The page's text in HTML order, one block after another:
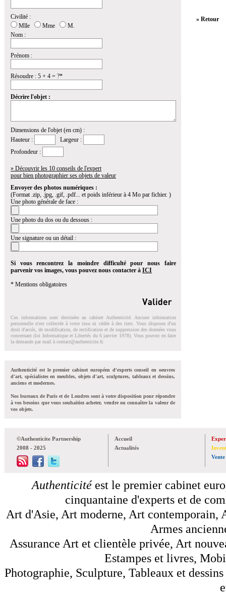
Civilité :
Mlle
Mme
M.
Nom :
Prénom :
Résoudre : 5 + 4 = ?*
Décrire l'objet :
Dimensions de l'objet (en cm) :
Hauteur :
Largeur :
Profondeur :
» Découvrir les 10 conseils de l'expert
pour bien photographier ses objets de valeur
Envoyer des photos numériques :
(Format .zip, .jpg, .gif, .pdf... et poids inférieur à 4 Mo par fichier. )
Une photo générale de face :
Une photo du dos ou du dessous :
Une signature ou un détail :
Si vous rencontrez la moindre difficulté pour nous faire
parvenir vos images, vous pouvez nous contacter à ICI
* Mentions obligatoires
Ces informations sont destinées au cabinet Authenticité. Aucune information
personnelle n'est collectée à votre insu ni cédée à des tiers. Vous disposez d'un
droit d'accés, de modification, de rectification et de suppression des données vous
concernant (loi Informatique et Libertés du 6 janvier 1978). Vous pouvez en faire
la demande par mail à contact@authenticite.fr.
Authenticité est le premier cabinet européen d'experts conseil en oeuvres
d'art, spécialistes en meubles, objets d'art, sculptures, tableaux et dessins,
anciens et modernes.
Nos bureaux de Paris et de Londres sont à votre disposition pour répondre
à vos besoins que vous souhaitiez acheter, vendre ou connaître la valeur de
vos objets.
» Retour
©Authenticite Partnership
2008 - 2025
Accueil
Actualités
Vente
Authenticitéest le premier cabinet
cinquantaine d'experts et de
Art d'Asie, Art moderne, Art contemporain,
Armes
Assurance Art et clientèle privée, Art
Estampes et livres,
Photographie, Sculpture, Tableaux et